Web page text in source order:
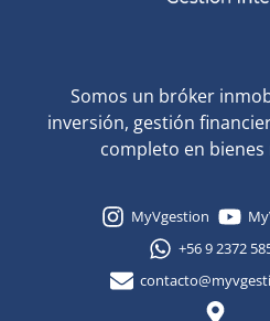
Somos un bróker
inversión, gestión
completo en bienes
MyVgestion
+56 9 2372